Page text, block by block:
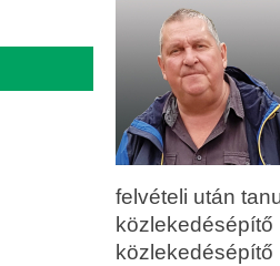
felvételi után
közlekedésépítő
közlekedésépítő